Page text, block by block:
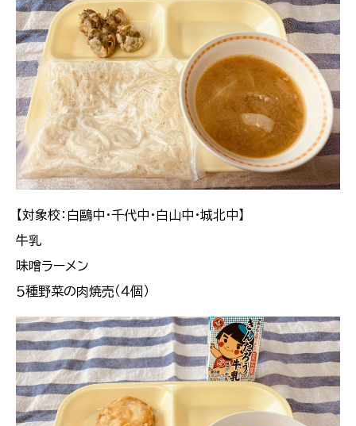
【対象校：白鷗中・千代中・白山中・城北中】
牛乳
味噌ラーメン
５種野菜の肉焼売（４個）